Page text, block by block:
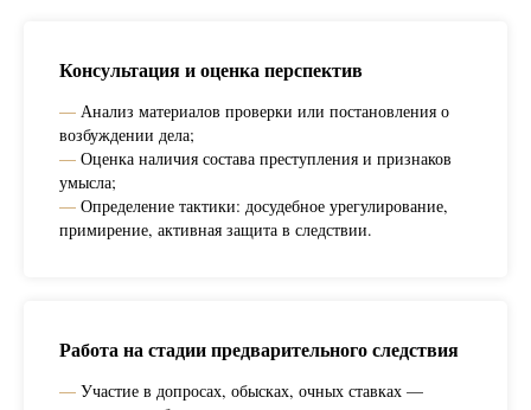
Консультация и оценка перспектив
— Анализ материалов проверки или постановления о
возбуждении дела;
— Оценка наличия состава преступления и признаков
умысла;
— Определение тактики: досудебное урегулирование,
примирение, активная защита в следствии.
Работа на стадии предварительного следствия
— Участие в допросах, обысках, очных ставках —